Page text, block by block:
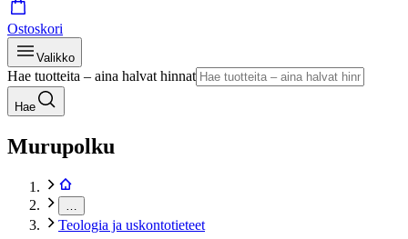
Ostoskori
Valikko
Hae tuotteita – aina halvat hinnat
Hae
Murupolku
Teologia ja uskontotieteet